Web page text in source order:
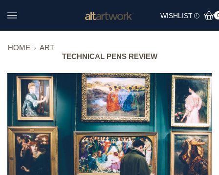
WISHLIST
HOME
ART
TECHNICAL PENS REVIEW